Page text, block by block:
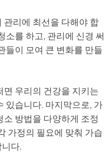
관리에 최선을 다해야 합
소를 하고, 관리에 신경 써
들이 모여 큰 변화를 만들
우리의 건강을 지키는
있습니다. 마지막으로, 가
방법을 다양하게 조정
가정의 필요에 맞춰 가습
다.